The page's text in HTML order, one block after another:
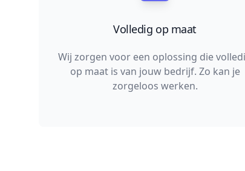
Volledig op maat
Wij zorgen voor een oplossing die
op maat is van jouw bedrijf. Zo kan je
zorgeloos werken.